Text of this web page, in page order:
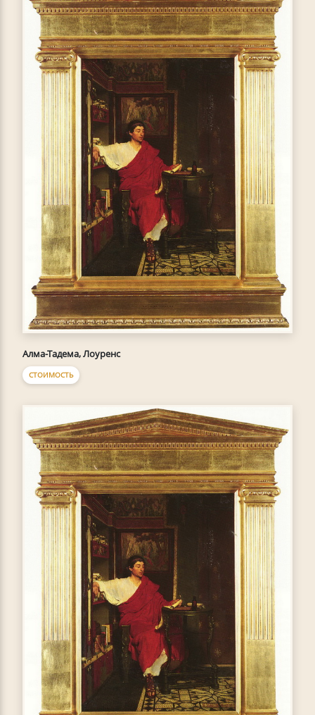
Алма-Тадема, Лоуренс
СТОИМОСТЬ